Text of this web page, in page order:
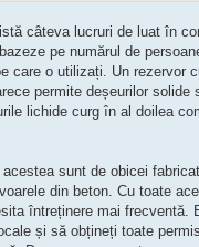
câteva lucruri de luat în
pe numărul de
care o utilizați. Un rezervor
permite deșeurilor solide
lichide curg în al doilea
sunt de obicei
din beton. Cu toate
întreținere mai frecventă.
și să obțineți toate